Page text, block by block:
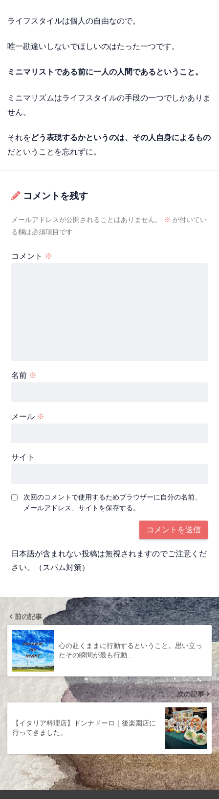
ライフスタイルは個人の自由なので。
唯一勘違いしないでほしいのはたった一つです。
ミニマリストである前に一人の人間であるということ。
ミニマリズムはライフスタイルの手段の一つでしかありま
せん。
それをどう表現するかというのは、その人自身によるもの
だということを忘れずに。
コメントを残す
メールアドレスが公開されることはありません。 ※ が付いてい
る欄は必須項目です
コメント ※
名前 ※
メール ※
サイト
次回のコメントで使用するためブラウザーに自分の名前、
メールアドレス、サイトを保存する。
日本語が含まれない投稿は無視されますのでご注意くだ
さい。（スパム対策）
前の記事
心の赴くままに行動するということ。思い立っ
たその瞬間が最も行動…
次の記事
【イタリア料理店】ドンナドーロ｜後楽園店に
行ってきました。